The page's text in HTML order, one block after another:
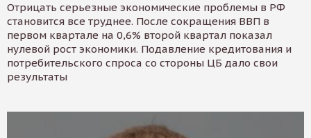
Отрицать серьезные экономические проблемы в РФ
становится все труднее. После сокращения ВВП в
первом квартале на 0,6% второй квартал показал
нулевой рост экономики. Подавление кредитования и
потребительского спроса со стороны ЦБ дало свои
результаты